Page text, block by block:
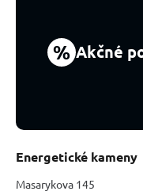
% Akčné
Energetické kameny
Masarykova 145